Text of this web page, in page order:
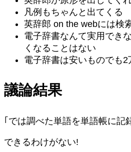
凡例もちゃんと出てくる
英辞郎 on the webには検
電子辞書なんて実用でき
くなることはない
電子辞書は安いものでも
議論結果
｢では調べた単語を単語帳に記
できるわけがない!